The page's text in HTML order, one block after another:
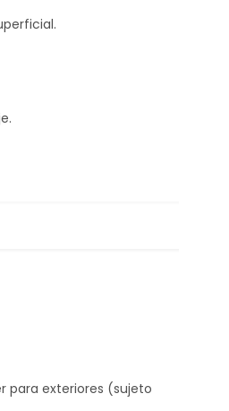
para exteriores (sujeto